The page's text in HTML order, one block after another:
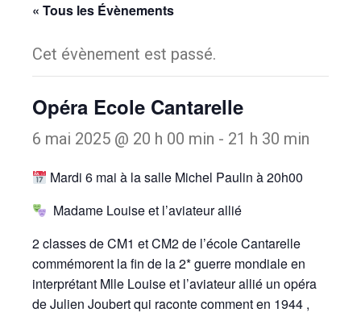
« Tous les Évènements
Cet évènement est passé.
Opéra Ecole Cantarelle
6 mai 2025 @ 20 h 00 min - 21 h 30 min
Mardi 6 mai à la salle Michel Paulin à 20h00
Madame Louise et l’aviateur allié
2 classes de CM1 et CM2 de l’école Cantarelle
commémorent la fin de la 2* guerre mondiale en
interprétant Mlle Louise et l’aviateur allié un opéra
de Julien Joubert qui raconte comment en 1944 ,